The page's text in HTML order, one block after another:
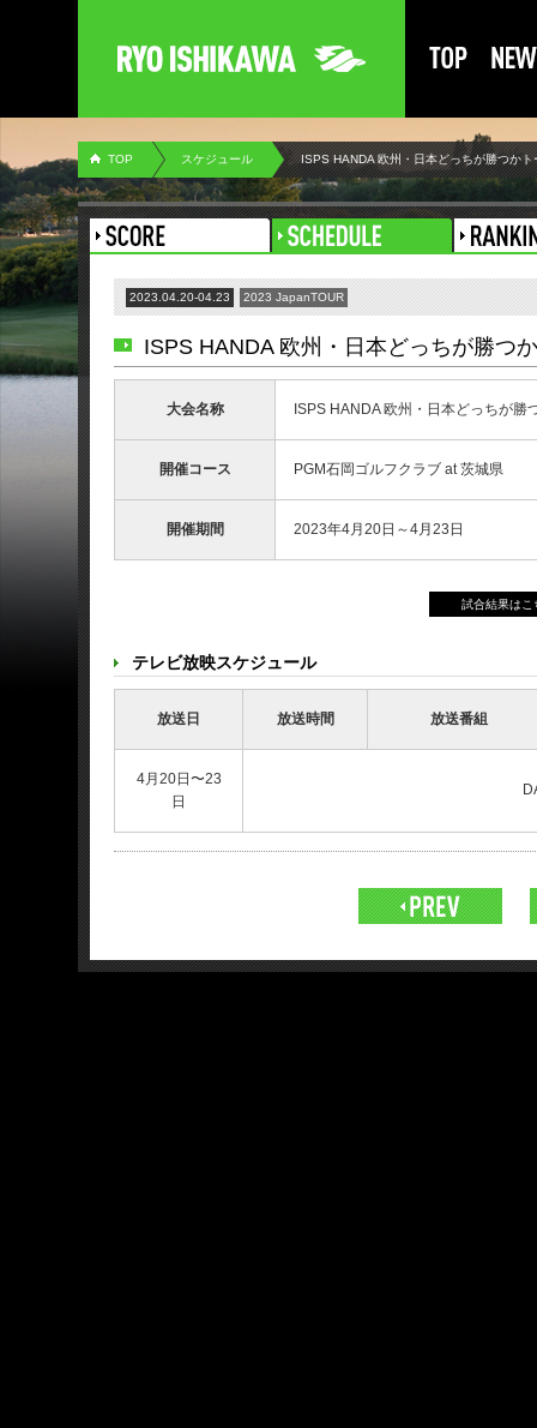
TOP スケジュール ISPS HANDA 欧州・日本どっちが勝つか
2023.04.20-04.23 2023 JapanTOUR
ISPS HANDA 欧州・日本どっちが勝つ
大会名称 ISPS HANDA 欧州・日本どっちが勝
開催コース PGM石岡ゴルフクラブ at 茨城県
開催期間 2023年4月20日～4月23日
試合結果は
テレビ放映スケジュール
放送日 放送時間 放送番組
4月20日〜23
日